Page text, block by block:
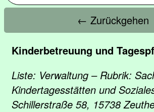
← Zurückgehen
Kinderbetreuung und
Liste: Verwaltung – Rubrik:
Kindertagesstätten und
Schillerstraße 58, 15738